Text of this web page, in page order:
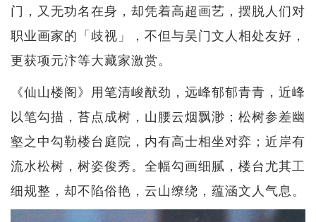
门，又无功名在身，却凭着高超画艺，摆脱人们对
职业画家的「歧视」，不但与吴门文人相处友好，
更获项元汴等大藏家激赏。
《仙山楼阁》用笔清峻猷劲，远峰郁郁青青，近峰
以笔勾描，苔点成树，山腰云烟飘渺；松树参差幽
壑之中勾勒楼台庭院，内有高士相坐对弈；近岸有
流水松树，树姿俊秀。全幅勾画细腻，楼台尤其工
细规整，却不陷俗艳，云山缭绕，蕴涵文人气息。